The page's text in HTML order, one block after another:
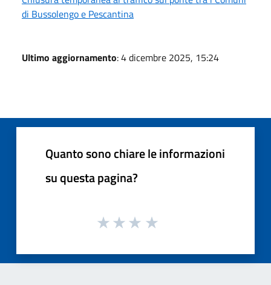
di Bussolengo e Pescantina
Ultimo aggiornamento: 4 dicembre 2025, 15:24
Quanto sono chiare le informazioni
su questa pagina?